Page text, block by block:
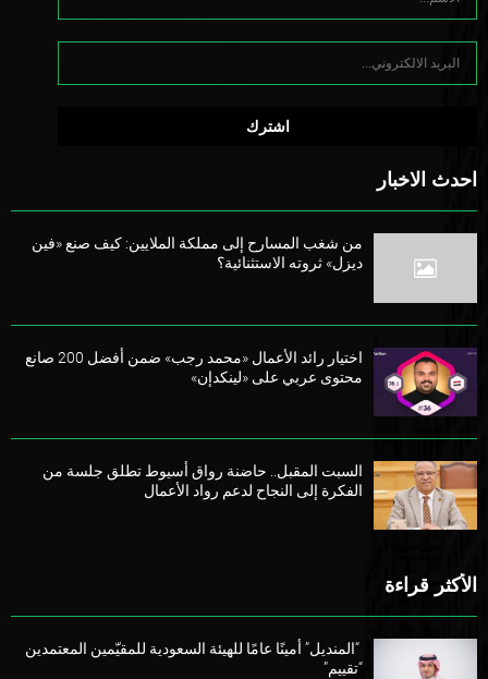
احدث الاخبار
من شغب المسارح إلى مملكة الملايين: كيف صنع «فين
ديزل» ثروته الاستثنائية؟
اختيار رائد الأعمال «محمد رجب» ضمن أفضل 200 صانع
محتوى عربي على «لينكدإن»
السبت المقبل.. حاضنة رواق أسيوط تطلق جلسة من
الفكرة إلى النجاح لدعم رواد الأعمال
الأكثر قراءة
“المنديل” أمينًا عامًا للهيئة السعودية للمقيّمين المعتمدين
“تقييم”